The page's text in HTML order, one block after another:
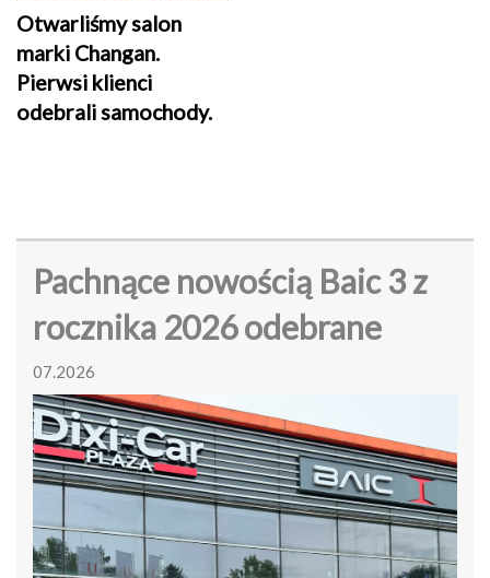
Otwarliśmy salon
marki Changan.
Pierwsi klienci
odebrali samochody.
Pachnące nowością Baic 3 z
rocznika 2026 odebrane
07.2026